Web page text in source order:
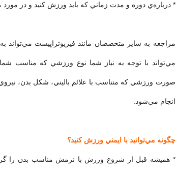
* درباره‌ي دوره و مدت زماني كه بايد ورزش كنيد و در مورد
مراجعه به ساير متخصصان مانند فيزيوتراپيست مي‌تواند
مي‌تواند با توجه به نياز شما نوع ورزشي كه مناسب
صورت ورزشي كه متناسب با علائم باليني، شكل بدن،
انجام مي‌شود.
چگونه مي‌توانيد با ايمني ورزش كنيد؟
* هميشه قبل از شروع ورزش با نرمش مناسب بدن را